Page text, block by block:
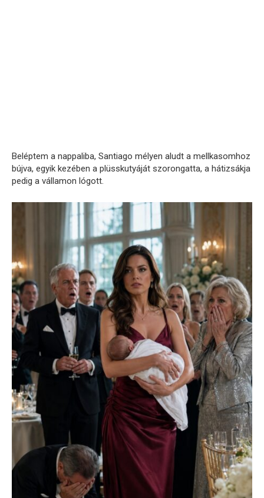
Beléptem a nappaliba, Santiago mélyen aludt a mellkasomhoz
bújva, egyik kezében a plüsskutyáját szorongatta, a hátizsákja
pedig a vállamon lógott.